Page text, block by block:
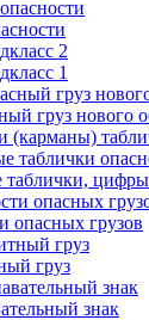
2
1
груз нового
(карманы)
таблички
цифры
опасных грузов
груз
знак